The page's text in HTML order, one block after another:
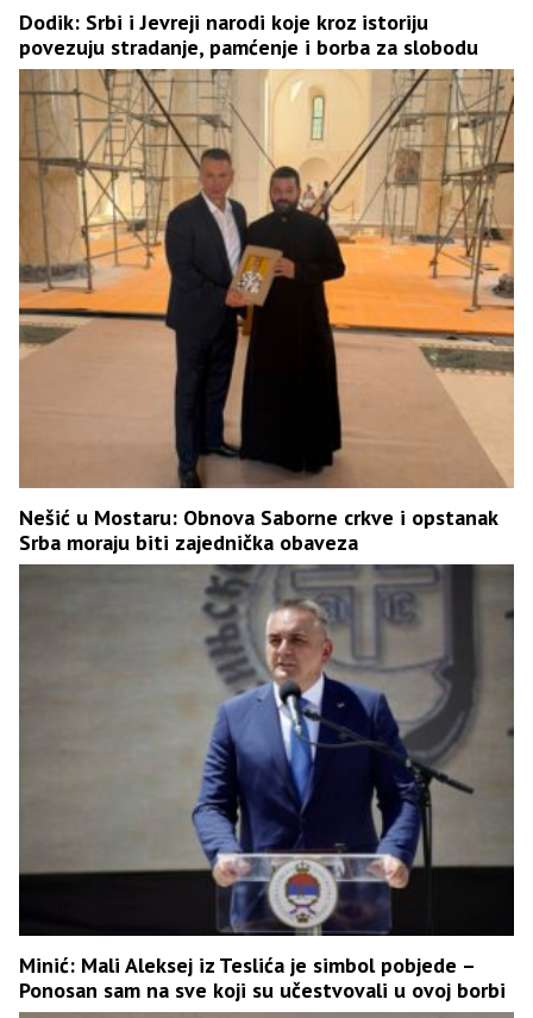
Dodik: Srbi i Јevreji narodi koje kroz istoriju
povezuju stradanje, pamćenje i borba za slobodu
Nešić u Mostaru: Obnova Saborne crkve i opstanak
Srba moraju biti zajednička obaveza
Minić: Mali Aleksej iz Teslića je simbol pobjede –
Ponosan sam na sve koji su učestvovali u ovoj borbi